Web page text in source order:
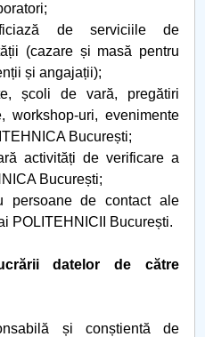
de serviciile de
(cazare și masă pentru
și angajații);
școli de vară, pregătiri
workshop-uri, evenimente
București;
activități de verificare a
București;
persoane de contact ale
POLITEHNICII București.
datelor de către
și conștientă de